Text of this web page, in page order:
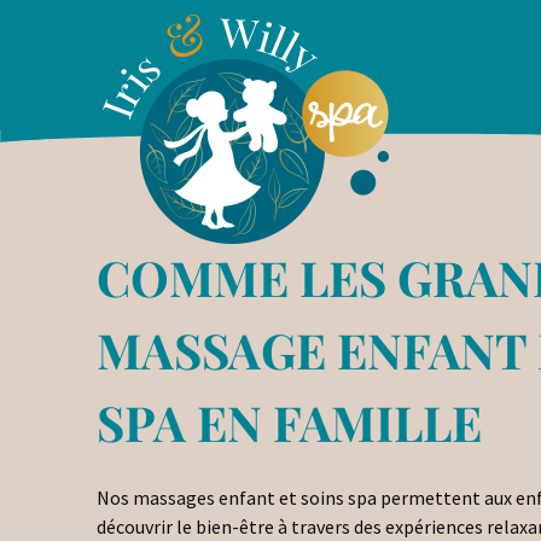
COMME LES
MASSAGE
SPA EN FAMILLE
Nos massages enfant et soins spa permettent aux
découvrir le bien-être à travers des expériences